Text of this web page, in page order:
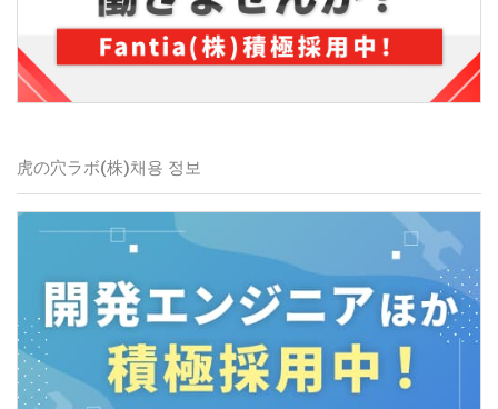
虎の穴ラボ(株)채용 정보